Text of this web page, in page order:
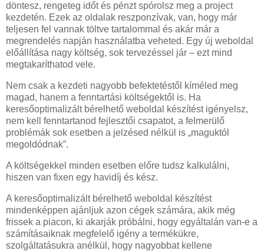
döntesz, rengeteg időt és pénzt spórolsz meg a project
kezdetén. Ezek az oldalak reszponzívak, van, hogy már
teljesen fel vannak töltve tartalommal és akár már a
megrendelés napján használatba veheted. Egy új weboldal
előállítása nagy költség, sok tervezéssel jár – ezt mind
megtakaríthatod vele.
Nem csak a kezdeti nagyobb befektetéstől kíméled meg
magad, hanem a fenntartási költségektől is. Ha
keresőoptimalizált bérelhető weboldal készítést igényelsz,
nem kell fenntartanod fejlesztői csapatot, a felmerülő
problémák sok esetben a jelzésed nélkül is „maguktól
megoldódnak”.
A költségekkel minden esetben előre tudsz kalkulálni,
hiszen van fixen egy havidíj és kész.
A keresőoptimalizált bérelhető weboldal készítést
mindenképpen ajánljuk azon cégek számára, akik még
frissek a piacon, ki akarják próbálni, hogy egyáltalán van-e a
számításaiknak megfelelő igény a termékükre,
szolgáltatásukra anélkül, hogy nagyobbat kellene